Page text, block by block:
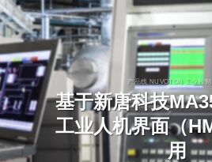
产品线 NUVOTON 工业控
基于新唐科技
工业人机界面（
用